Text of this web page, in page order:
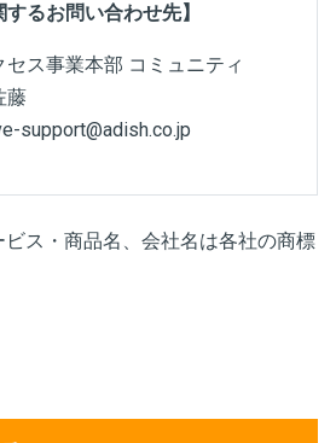
するお問い合わせ先】
セス事業本部 コミュニティ
藤
support@adish.co.jp
ス・商品名、会社名は各社の商標